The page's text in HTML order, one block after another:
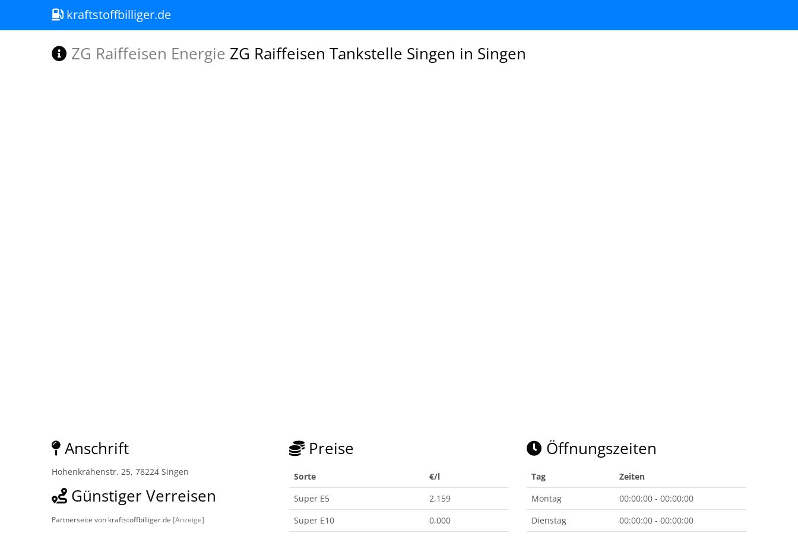
kraftstoffbilliger.de
ZG Raiffeisen Energie ZG Raiffeisen Tankstelle Singen in Singen
Anschrift
Hohenkrähenstr. 25, 78224 Singen
Günstiger Verreisen
Partnerseite von kraftstoffbilliger.de [Anzeige]
Preise
Sorte
€/l
Super E5
2,159
Super E10
0,000
Öffnungszeiten
Tag
Zeiten
Montag
00:00:00 - 00:00:00
Dienstag
00:00:00 - 00:00:00